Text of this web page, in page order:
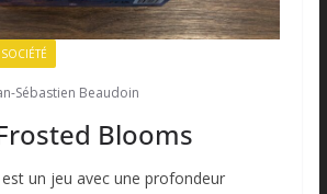
Sébastien Beaudoin
Blooms
un jeu avec une profondeur